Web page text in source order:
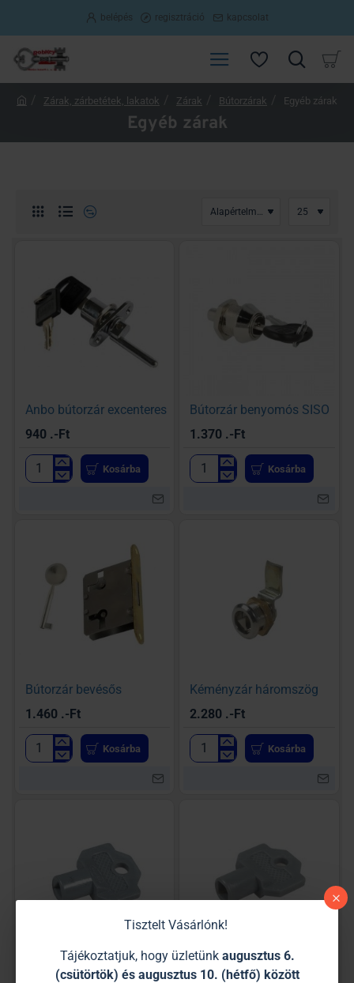
Tisztelt Vásárlónk!
Tájékoztatjuk, hogy üzletünk augusztus 6.
(csütörtök) és augusztus 10. (hétfő) között
belépés regisztráció kapcsolat
Egyéb zárak
m
Zárak, zárbetétek, lakatok Zárak Bútorzárak Egyéb zárak
Anbo bútorzár excenteres
940 .-Ft
Anbo
Kosárba
Bútorzár benyomós SISO
1.370 .-Ft
Bútorzár
Kosárba
Bútorzár bevésős
1.460 .-Ft
Bútorzár
Kosárba
Kéményzár háromszög
2.280 .-Ft
Kéményzár
Kosárba
Kéményzár kulcs háromszög